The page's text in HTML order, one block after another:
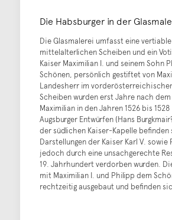
Die Habsburger in der
Die Glasmalerei umfasst eine vertiable
mittelalterlichen Scheiben und ein
Kaiser Maximilian I. und seinem Sohn
Schönen, persönlich gestiftet von
Landesherr im
Scheiben wurden erst Jahre nach
Maximilian in den Jahren 1526 bis
Augsburger Entwürfen (Hans
der südlichen Kaiser-Kapelle
Darstellungen der Kaiser Karl V. sowie
jedoch durch eine unsachgerechte
19. Jahrhundert verdorben wurden.
mit Maximilian I. und Philipp dem
rechtzeitig ausgebaut und befinden